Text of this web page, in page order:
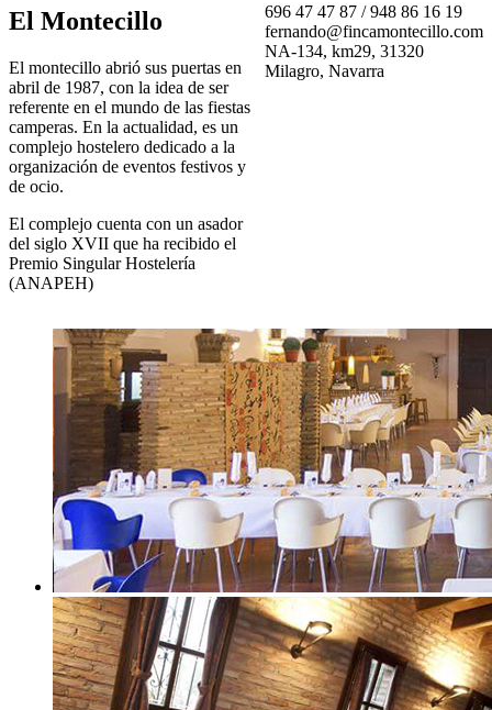
El Montecillo
El montecillo abrió sus puertas en
abril de 1987, con la idea de ser
referente en el mundo de las fiestas
camperas. En la actualidad, es un
complejo hostelero dedicado a la
organización de eventos festivos y
de ocio.
El complejo cuenta con un asador
del siglo XVII que ha recibido el
Premio Singular Hostelería
(ANAPEH)
696 47 47 87 / 948 86 16 19
fernando@fincamontecillo.com
NA-134, km29, 31320
Milagro, Navarra